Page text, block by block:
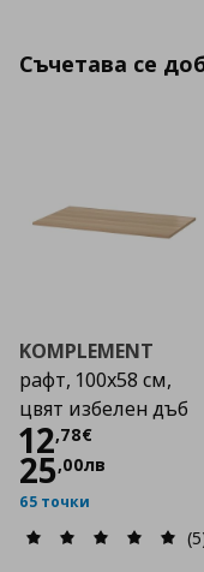
Съчетава се
KOMPLEMENT
рафт, 100x58 см,
цвят избелен дъб
12,78€
Цена
25,00лв
65 точки